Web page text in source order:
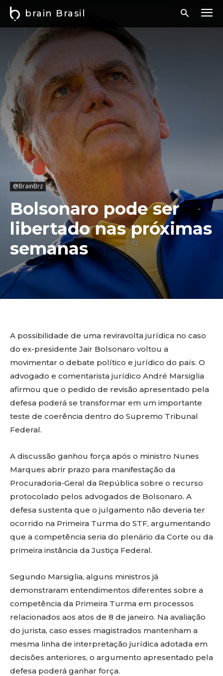
brain Brasil
@BrainBrz
Bolsonaro pode ser
libertado nas próximas
semanas
A possibilidade de uma reviravolta jurídica no caso
do ex-presidente Jair Bolsonaro voltou a
movimentar o debate político e jurídico do país. O
advogado e comentarista jurídico André Marsiglia
afirmou que o pedido de revisão apresentado pela
defesa poderá se transformar em um importante
teste de coerência dentro do Supremo Tribunal
Federal.
A discussão ganhou força após o ministro Nunes
Marques abrir prazo para manifestação da
Procuradoria-Geral da República sobre o recurso
protocolado pelos advogados de Bolsonaro. A
defesa sustenta que o julgamento não deveria ter
ocorrido na Primeira Turma do STF, argumentando
que a competência seria do plenário da Corte ou da
primeira instância da Justiça Federal.
Segundo Marsiglia, alguns ministros já
demonstraram entendimentos diferentes sobre a
competência da Primeira Turma em processos
relacionados aos atos de 8 de janeiro. Na avaliação
do jurista, caso esses magistrados mantenham a
mesma linha de interpretação jurídica adotada em
decisões anteriores, o argumento apresentado pela
defesa poderá ganhar força.